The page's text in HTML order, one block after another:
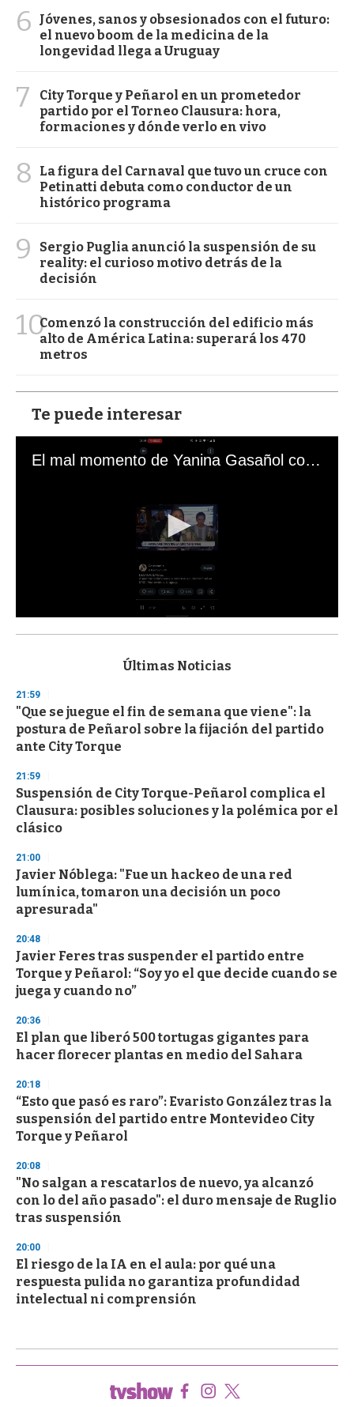
6
Jóvenes, sanos y obsesionados con el futuro:
el nuevo boom de la medicina de la
longevidad llega a Uruguay
7
City Torque y Peñarol en un prometedor
partido por el Torneo Clausura: hora,
formaciones y dónde verlo en vivo
8
La figura del Carnaval que tuvo un cruce con
Petinatti debuta como conductor de un
histórico programa
9
Sergio Puglia anunció la suspensión de su
reality: el curioso motivo detrás de la
decisión
10Comenzó la construcción del edificio más
alto de América Latina: superará los 470
metros
Te puede interesar
El mal momento de Yanina Gasañol con un hincha argentino en "Subrayado"
s
d
s
o
f
3
s
e
c
o
n
Últimas Noticias
21:59
"Que se juegue el fin de semana que viene": la
postura de Peñarol sobre la fijación del partido
ante City Torque
21:59
Suspensión de City Torque-Peñarol complica el
Clausura: posibles soluciones y la polémica por el
clásico
21:00
Javier Nóblega: "Fue un hackeo de una red
lumínica, tomaron una decisión un poco
apresurada"
20:48
Javier Feres tras suspender el partido entre
Torque y Peñarol: “Soy yo el que decide cuando se
juega y cuando no”
20:36
El plan que liberó 500 tortugas gigantes para
hacer florecer plantas en medio del Sahara
20:18
“Esto que pasó es raro”: Evaristo González tras la
suspensión del partido entre Montevideo City
Torque y Peñarol
20:08
"No salgan a rescatarlos de nuevo, ya alcanzó
con lo del año pasado": el duro mensaje de Ruglio
tras suspensión
20:00
El riesgo de la IA en el aula: por qué una
respuesta pulida no garantiza profundidad
intelectual ni comprensión